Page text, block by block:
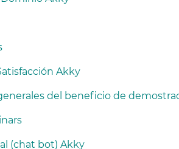
Akky
del beneficio de
(chat bot) Akky